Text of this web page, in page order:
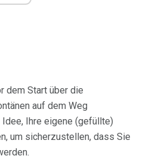
dem Start über die
auf dem Weg
Ihre eigene (gefüllte)
um sicherzustellen, dass Sie